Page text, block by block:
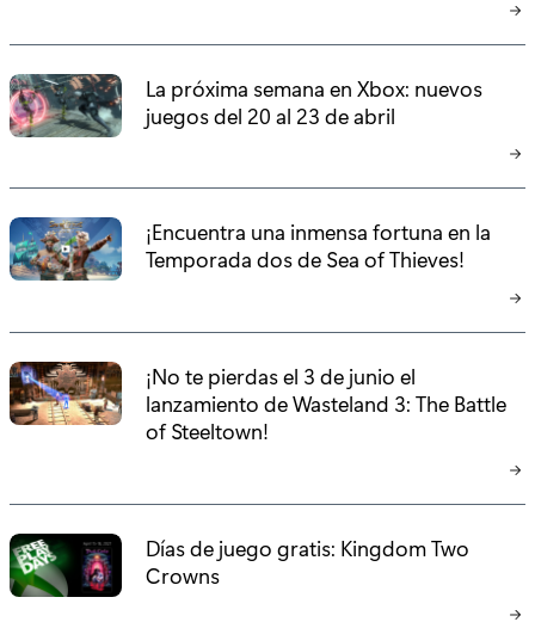
La próxima semana en Xbox: nuevos
juegos del 20 al 23 de abril
¡Encuentra una inmensa fortuna en la
Temporada dos de Sea of Thieves!
¡No te pierdas el 3 de junio el
lanzamiento de Wasteland 3: The Battle
of Steeltown!
Días de juego gratis: Kingdom Two
Crowns